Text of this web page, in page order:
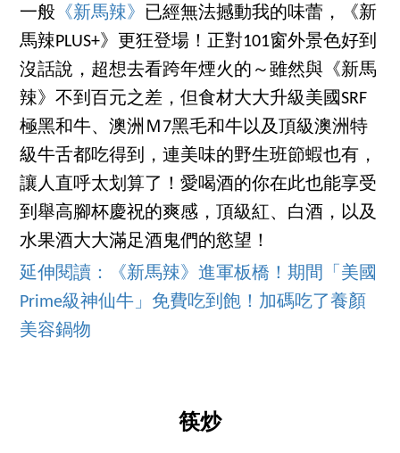
一般 《新馬辣》 已經無法撼動我的味蕾，《新
馬辣PLUS+》更狂登場！正對101窗外景色好到
沒話說，超想去看跨年煙火的～雖然與《新馬
辣》不到百元之差，但食材大大升級美國SRF
極黑和牛、澳洲Ｍ7黑毛和牛以及頂級澳洲特
級牛舌都吃得到，連美味的野生班節蝦也有，
讓人直呼太划算了！愛喝酒的你在此也能享受
到舉高腳杯慶祝的爽感，頂級紅、白酒，以及
水果酒大大滿足酒鬼們的慾望！
延伸閱讀：《新馬辣》進軍板橋！期間「美國
Prime級神仙牛」免費吃到飽！加碼吃了養顏
美容鍋物
筷炒